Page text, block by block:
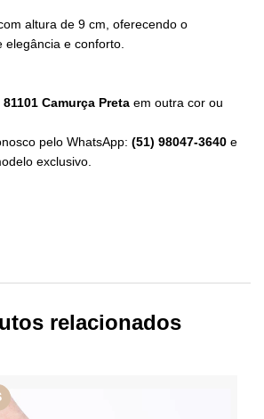
altura de 9 cm, oferecendo o
e conforto.
Camurça Preta em outra cor ou
pelo WhatsApp: (51) 98047-3640 e
exclusivo.
relacionados